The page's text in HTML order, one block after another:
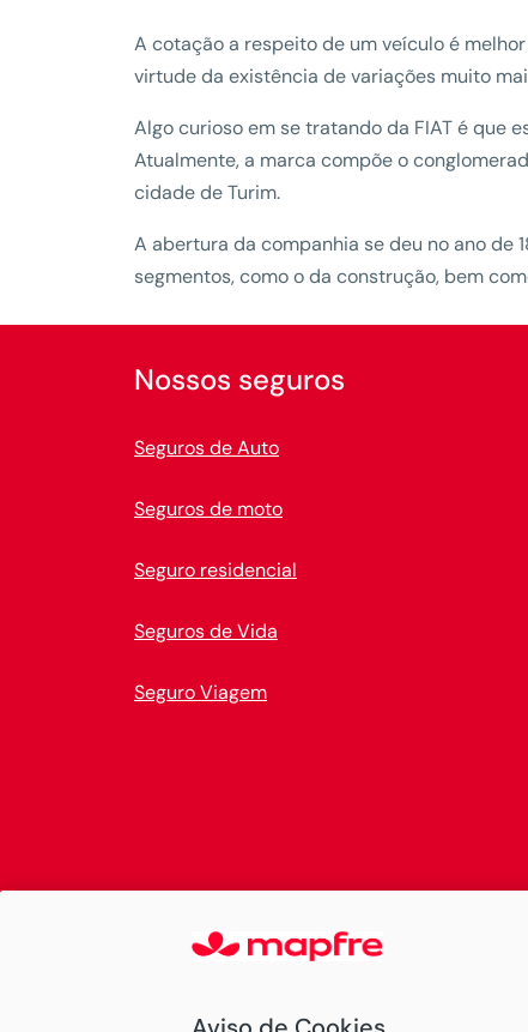
A cotação a respeito de um veículo é
virtude da existência de variações muito
Algo curioso em se tratando da FIAT é que
Atualmente, a marca compõe o
cidade de Turim.
A abertura da companhia se deu no ano de
segmentos, como o da construção, bem
Nossos seguros
Seguros de Auto
Seguros de moto
Seguro residencial
Seguros de Vida
Seguro Viagem